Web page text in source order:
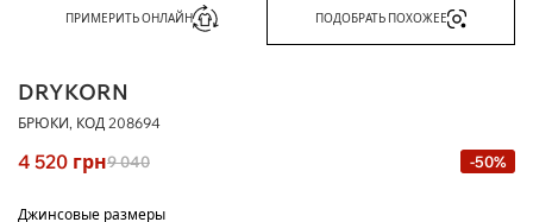
ПРИМЕРИТЬ ОНЛАЙН ПОДОБРАТЬ ПОХОЖЕЕ
DRYKORN
БРЮКИ, КОД 208694
4 520 грн9 040 -50%
Джинсовые размеры